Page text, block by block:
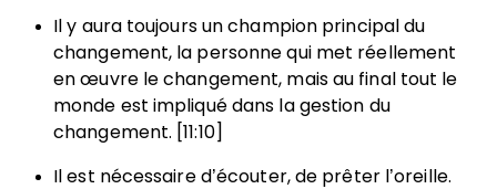
Il y aura toujours un champion principal du
changement, la personne qui met réellement
en œuvre le changement, mais au final tout le
monde est impliqué dans la gestion du
changement. [11:10]
Il est nécessaire d’écouter, de prêter l’oreille.